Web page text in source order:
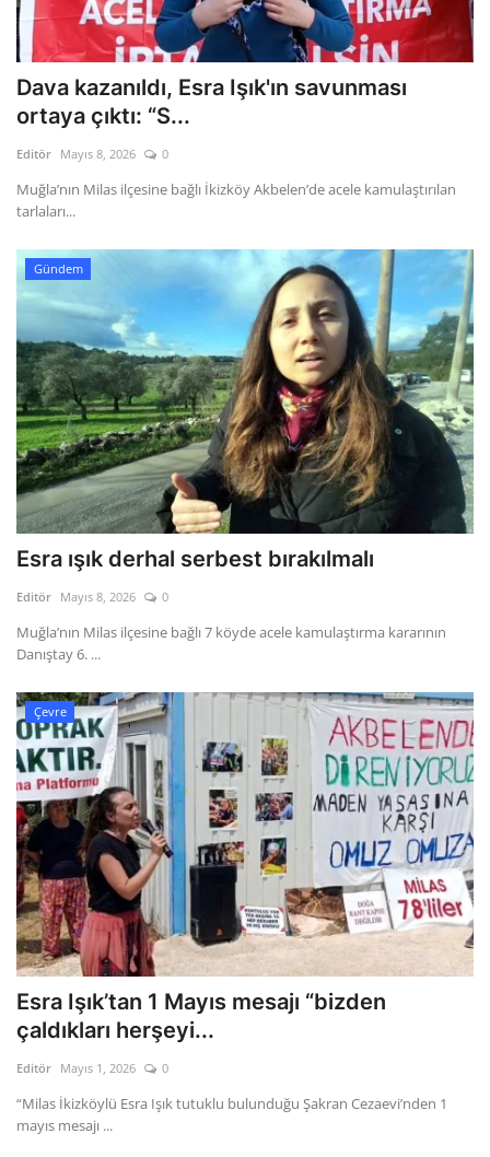
Dava kazanıldı, Esra Işık'ın savunması
ortaya çıktı: “S...
Editör Mayıs 8, 2026 0
Muğla’nın Milas ilçesine bağlı İkizköy Akbelen’de acele kamulaştırılan
tarlaları...
Gündem
Esra ışık derhal serbest bırakılmalı
Editör Mayıs 8, 2026 0
Muğla’nın Milas ilçesine bağlı 7 köyde acele kamulaştırma kararının
Danıştay 6. ...
Çevre
Esra Işık’tan 1 Mayıs mesajı “bizden
çaldıkları herşeyi...
Editör Mayıs 1, 2026 0
“Milas İkizköylü Esra Işık tutuklu bulunduğu Şakran Cezaevi’nden 1
mayıs mesajı ...